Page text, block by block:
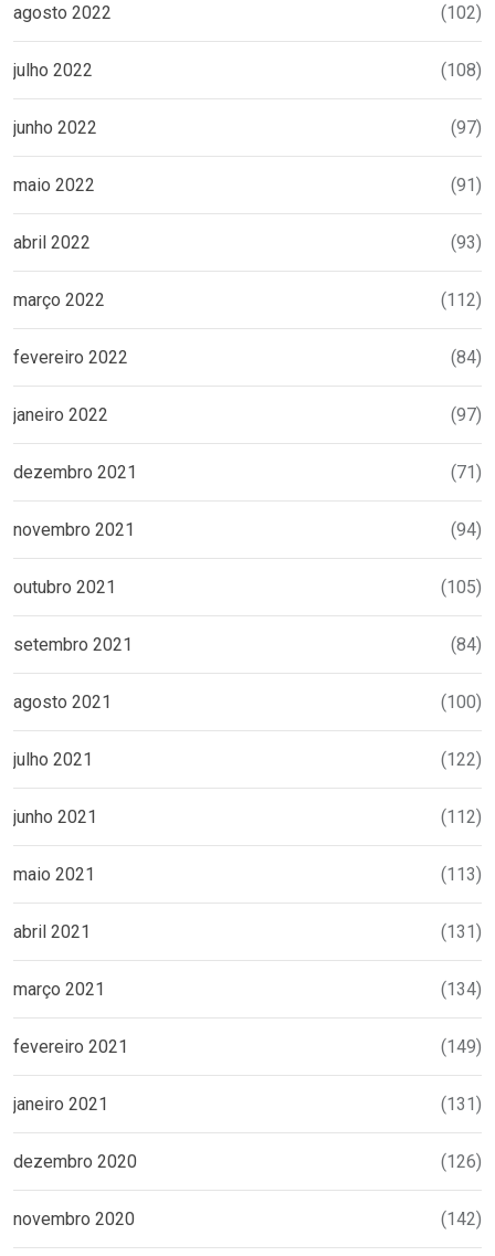
agosto 2022 (102)
julho 2022 (108)
junho 2022 (97)
maio 2022 (91)
abril 2022 (93)
março 2022 (112)
fevereiro 2022 (84)
janeiro 2022 (97)
dezembro 2021 (71)
novembro 2021 (94)
outubro 2021 (105)
setembro 2021 (84)
agosto 2021 (100)
julho 2021 (122)
junho 2021 (112)
maio 2021 (113)
abril 2021 (131)
março 2021 (134)
fevereiro 2021 (149)
janeiro 2021 (131)
dezembro 2020 (126)
novembro 2020 (142)